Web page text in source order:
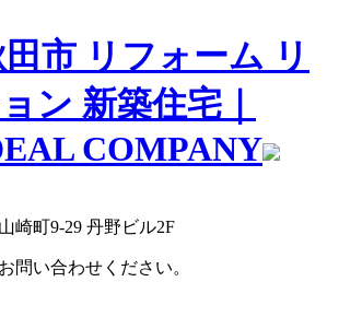
市 リフォーム リ
ン 新築住宅｜
COMPANY
崎町9-29 丹野ビル2F
問い合わせください。